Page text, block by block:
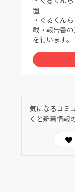
置
・ぐるくん
載・報告書
を行います。
気になるコミ
くと新着情報